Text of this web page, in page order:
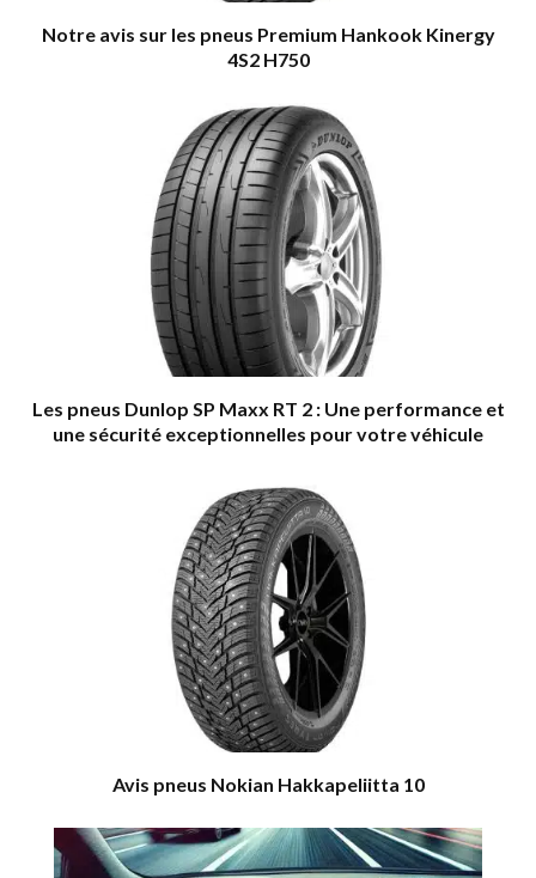
Notre avis sur les pneus Premium Hankook Kinergy
4S2 H750
Les pneus Dunlop SP Maxx RT 2 : Une performance et
une sécurité exceptionnelles pour votre véhicule
Avis pneus Nokian Hakkapeliitta 10